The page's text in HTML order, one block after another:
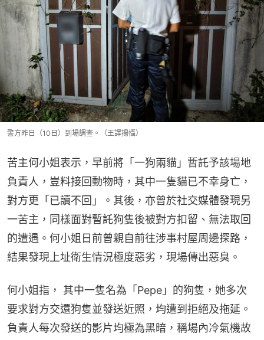
警方昨日（10日）到場調查。（王譯揚攝）
苦主何小姐表示，早前將「一狗兩貓」暫託予該場地
負責人，豈料接回動物時，其中一隻貓已不幸身亡，
對方更「已讀不回」。其後，亦曾於社交媒體發現另
一苦主，同樣面對暫託狗隻後被對方扣留、無法取回
的遭遇。何小姐日前曾親自前往涉事村屋周邊探路，
結果發現上址衛生情況極度惡劣，現場傳出惡臭。
何小姐指， 其中一隻名為「Pepe」的狗隻，她多次
要求對方交還狗隻並發送近照，均遭到拒絕及拖延。
負責人每次發送的影片均極為黑暗，稱場內冷氣機故